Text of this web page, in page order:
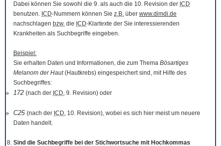
Dabei können Sie sowohl die 9. als auch die 10. Revision der ICD
benutzen. ICD-Nummern können Sie z.B. über www.dimdi.de
nachschlagen bzw. die ICD-Klartexte der Sie interessierenden
Krankheiten als Suchbegriffe eingeben.
Beispiel:
Sie erhalten Daten und Informationen, die zum Thema Bösartiges
Melanom der Haut(Hautkrebs) eingespeichert sind, mit Hilfe des
Suchbegriffes:
172 (nach der ICD, 9. Revision) oder
C25 (nach der ICD, 10. Revision), wobei es sich hier meist um neuere
Daten handelt.
Sind die Suchbegriffe bei der Stichwortsuche mit Hochkommas